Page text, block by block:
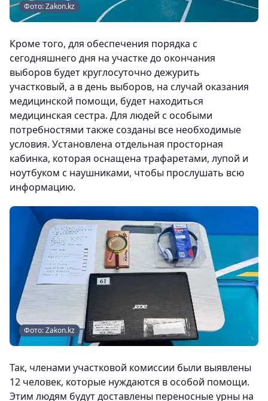
Фото: Zakon.kz
Кроме того, для обеспечения порядка с
сегодняшнего дня на участке до окончания
выборов будет круглосуточно дежурить
участковый, а в день выборов, на случай оказания
медицинской помощи, будет находиться
медицинская сестра. Для людей с особыми
потребностями также созданы все необходимые
условия. Установлена отдельная просторная
кабинка, которая оснащена трафаретами, лупой и
ноутбуком с наушниками, чтобы прослушать всю
информацию.
Фото: Zakon.kz
Так, членами участковой комиссии были выявлены
12 человек, которые нуждаются в особой помощи.
Этим людям будут доставлены переносные урны на